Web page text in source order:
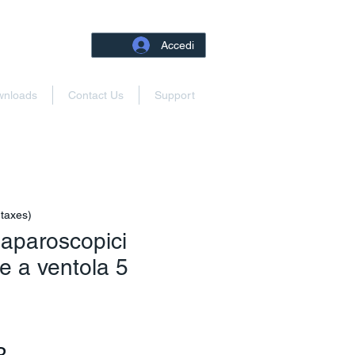
Accedi
Contact Us Support
a ventola 5